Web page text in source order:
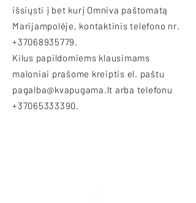
išsiųsti į bet kurį Omniva paštomatą
Marijampolėje, kontaktinis telefono nr.
+37068935779
Kilus papildomiems klausimams
maloniai prašome kreiptis el. paštu
pagalba@kvapugama.lt arba telefonu
+37065333390